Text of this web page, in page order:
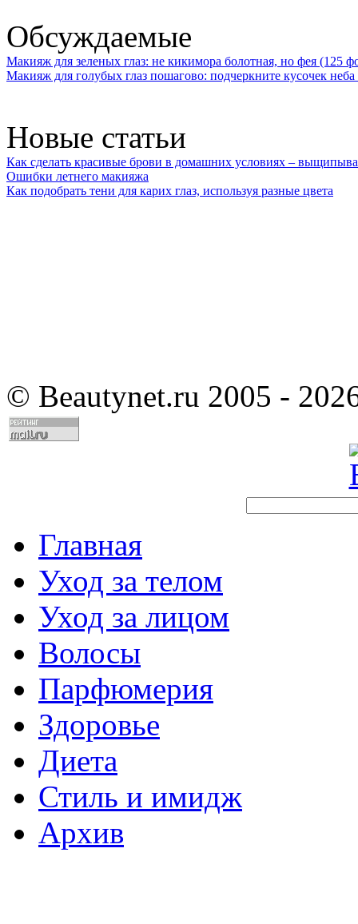
Обсуждаемые
Макияж для зеленых глаз: не кикимора болотная, но фея (125
Макияж для голубых глаз пошагово: подчеркните кусочек
Новые статьи
Как сделать красивые брови в домашних условиях –
Ошибки летнего макияжа
Как подобрать тени для карих глаз, используя разные цвета
© Beautynet.ru 2005 -
Главная
Уход за телом
Уход за лицом
Волосы
Парфюмерия
Здоровье
Диета
Стиль и имидж
Архив